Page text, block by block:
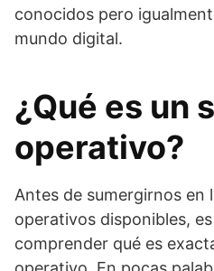
conocidos pero
mundo digital.
¿Qué es un
operativo?
Antes de sumergirnos en
operativos disponibles,
comprender qué es